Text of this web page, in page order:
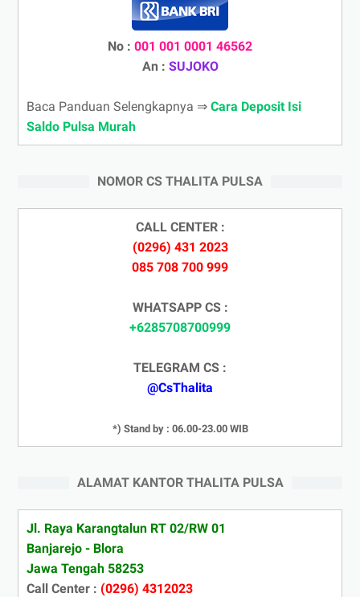
No : 001 001 0001 46562
An : SUJOKO
Baca Panduan Selengkapnya ⇒ Cara Deposit Isi
Saldo Pulsa Murah
NOMOR CS THALITA PULSA
CALL CENTER :
(0296) 431 2023
085 708 700 999
WHATSAPP CS :
+6285708700999
TELEGRAM CS :
@CsThalita
*) Stand by : 06.00-23.00 WIB
ALAMAT KANTOR THALITA PULSA
Jl. Raya Karangtalun RT 02/RW 01
Banjarejo - Blora
Jawa Tengah 58253
Call Center : (0296) 4312023